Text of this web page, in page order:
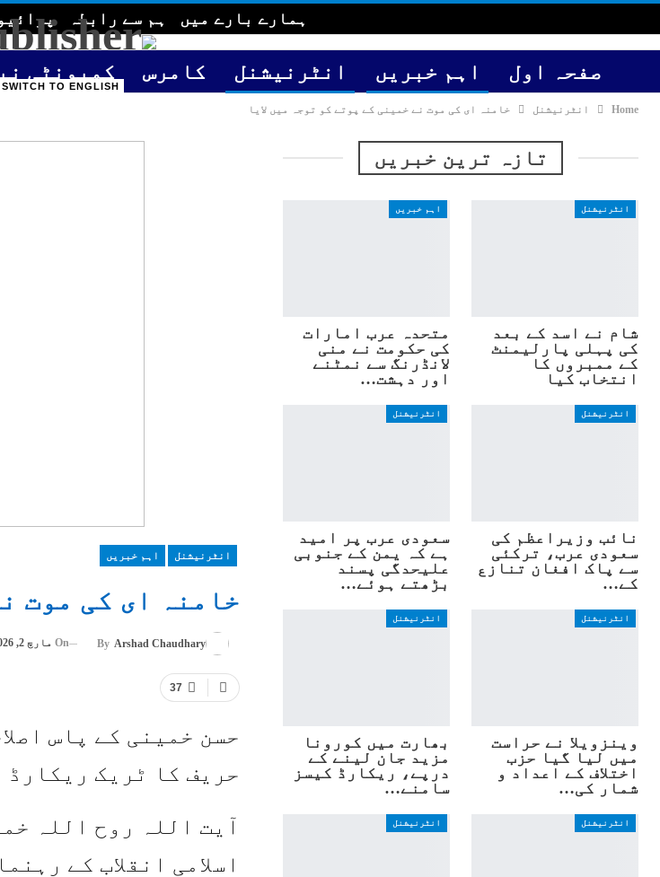
ہم سے رابطہ ہمارے بارے میں
صفحہ اول اہم خبریں انٹرنیشنل کامرس کمیونٹی
SWITCH TO ENGLISH
Home انٹرنیشنل خامنہ ای کی موت نے خمینی کے پوتے کو توجہ میں لایا
انٹرنیشنل اہم خبریں
خامنہ ای کی موت
By Arshad Chaudhary
On مارچ 2, 2026
37
حسن خمینی کے پاس
حریف کا ٹریک ریکارڈ
تازہ ترین خبریں
اہم خبریں
متحدہ عرب امارات
کی حکومت نے منی
لانڈرنگ سے نمٹنے
اور دہشت…
انٹرنیشنل
شام نے اسد کے بعد
کی پہلی پارلیمنٹ
کے ممبروں کا
انتخاب کیا
انٹرنیشنل
سعودی عرب پر امید
ہے کہ یمن کے جنوبی
علیحدگی پسند
بڑھتے ہوئے…
انٹرنیشنل
نائب وزیراعظم کی
سعودی عرب، ترکئی
سے پاک افغان تنازع
کے…
انٹرنیشنل
بھارت میں کورونا
مزید جان لینے کے
درپے، ریکارڈ کیسز
سامنے…
انٹرنیشنل
وینزویلا نے حراست
میں لیا گیا حزب
اختلاف کے اعداد و
شمار کی…
انٹرنیشنل انٹرنیشنل